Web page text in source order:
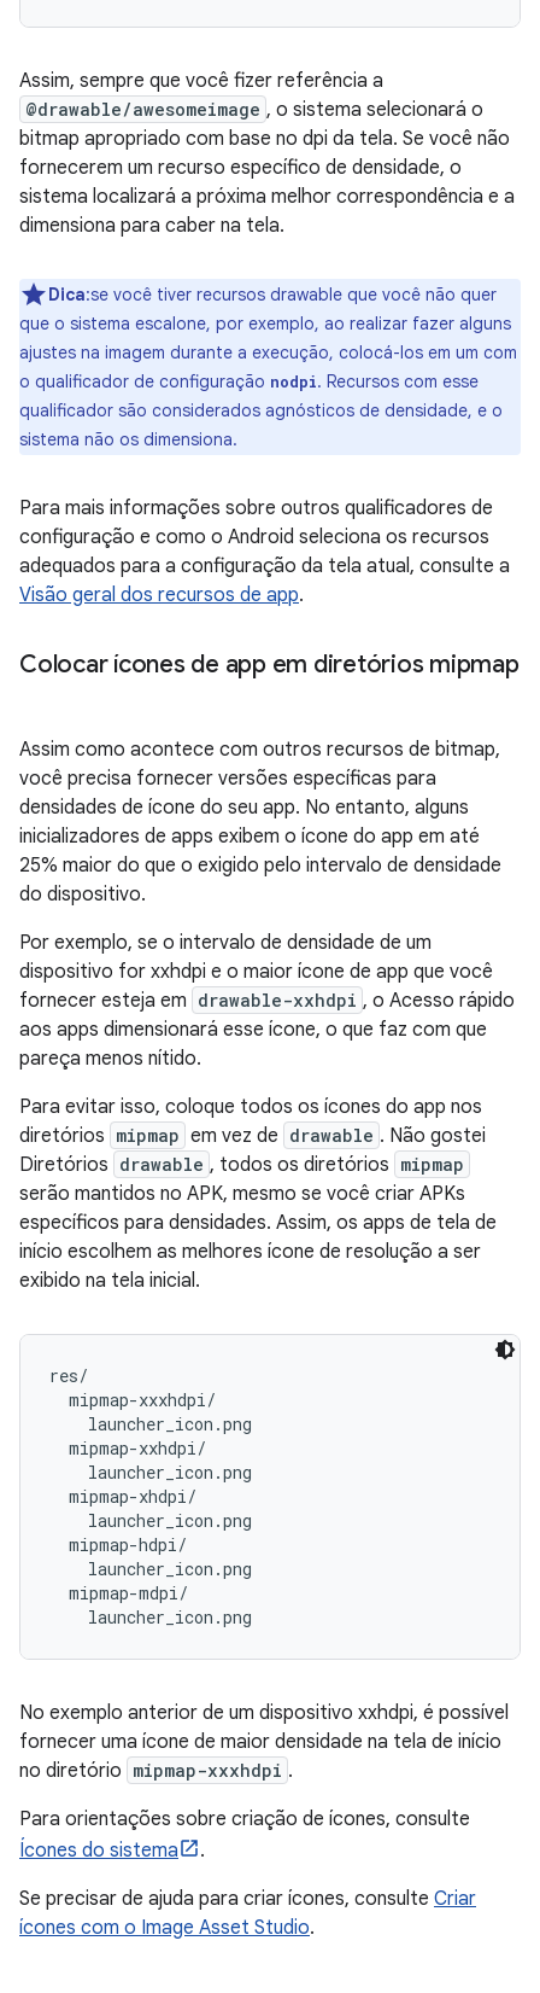
Assim, sempre que você fizer referência a
@drawable/awesomeimage , o sistema selecionará o
bitmap apropriado com base no dpi da tela. Se você não
fornecerem um recurso específico de densidade, o
sistema localizará a próxima melhor correspondência e a
dimensiona para caber na tela.
Dica:se você tiver recursos drawable que você não quer
que o sistema escalone, por exemplo, ao realizar fazer alguns
ajustes na imagem durante a execução, colocá-los em um com
o qualificador de configuração nodpi. Recursos com esse
qualificador são considerados agnósticos de densidade, e o
sistema não os dimensiona.
Para mais informações sobre outros qualificadores de
configuração e como o Android seleciona os recursos
adequados para a configuração da tela atual, consulte a
Visão geral dos recursos de app.
Colocar ícones de app em diretórios mipmap
Assim como acontece com outros recursos de bitmap,
você precisa fornecer versões específicas para
densidades de ícone do seu app. No entanto, alguns
inicializadores de apps exibem o ícone do app em até
25% maior do que o exigido pelo intervalo de densidade
do dispositivo.
Por exemplo, se o intervalo de densidade de um
dispositivo for xxhdpi e o maior ícone de app que você
fornecer esteja em drawable-xxhdpi , o Acesso rápido
aos apps dimensionará esse ícone, o que faz com que
pareça menos nítido.
Para evitar isso, coloque todos os ícones do app nos
diretórios mipmap em vez de drawable . Não gostei
Diretórios drawable , todos os diretórios mipmap
serão mantidos no APK, mesmo se você criar APKs
específicos para densidades. Assim, os apps de tela de
início escolhem as melhores ícone de resolução a ser
exibido na tela inicial.
res/
  mipmap-xxxhdpi/
    launcher_icon.png
  mipmap-xxhdpi/
    launcher_icon.png
  mipmap-xhdpi/
    launcher_icon.png
  mipmap-hdpi/
    launcher_icon.png
  mipmap-mdpi/
No exemplo anterior de um dispositivo xxhdpi, é possível
fornecer uma ícone de maior densidade na tela de início
no diretório mipmap-xxxhdpi .
Para orientações sobre criação de ícones, consulte
Ícones do sistema
.
Se precisar de ajuda para criar ícones, consulte Criar
ícones com o Image Asset Studio.